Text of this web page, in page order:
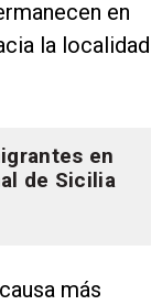
en
la localidad
en
de Sicilia
más